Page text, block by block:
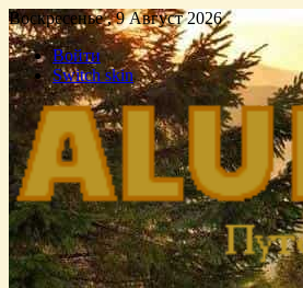
Воскресенье , 9 Август 2026
Войти
Switch skin